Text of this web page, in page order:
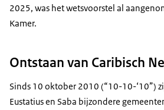
2025, was het wetsvoorstel al
Kamer.
Ontstaan van Caribisch
Sinds 10 oktober 2010 (“10-10-‘10”)
Eustatius en Saba bijzondere